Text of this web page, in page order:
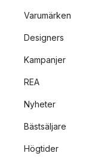
Varumärken
Designers
Kampanjer
REA
Nyheter
Bästsäljare
Högtider